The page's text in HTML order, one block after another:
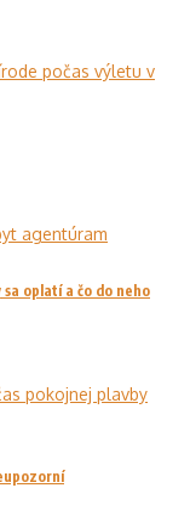
oplatí a čo do neho